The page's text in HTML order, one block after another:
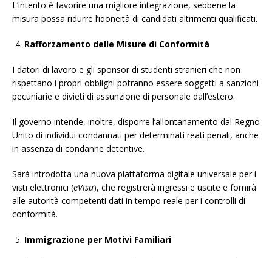
L’intento è favorire una migliore integrazione, sebbene la
misura possa ridurre l’idoneità di candidati altrimenti qualificati.
Rafforzamento delle Misure di Conformità
I datori di lavoro e gli sponsor di studenti stranieri che non
rispettano i propri obblighi potranno essere soggetti a sanzioni
pecuniarie e divieti di assunzione di personale dall’estero.
Il governo intende, inoltre, disporre l’allontanamento dal Regno
Unito di individui condannati per determinati reati penali, anche
in assenza di condanne detentive.
Sarà introdotta una nuova piattaforma digitale universale per i
visti elettronici (eVisa), che registrerà ingressi e uscite e fornirà
alle autorità competenti dati in tempo reale per i controlli di
conformità.
Immigrazione per Motivi Familiari